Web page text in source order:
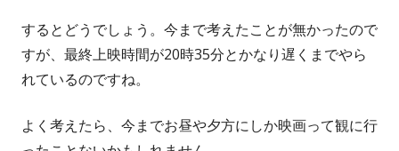
するとどうでしょう。今まで考えたことが無かったので
すが、最終上映時間が20時35分とかなり遅くまでやら
れているのですね。
よく考えたら、今までお昼や夕方にしか映画って観に行